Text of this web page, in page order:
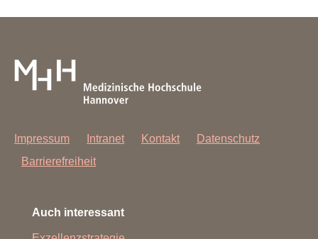
Impressum Intranet Kontakt
Datenschutz
Barrierefreiheit
Auch interessant